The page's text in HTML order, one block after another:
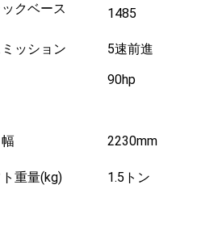
クベース
1485
ミッション
5速前進
90hp
2230mm
重量(kg) 1.5トン